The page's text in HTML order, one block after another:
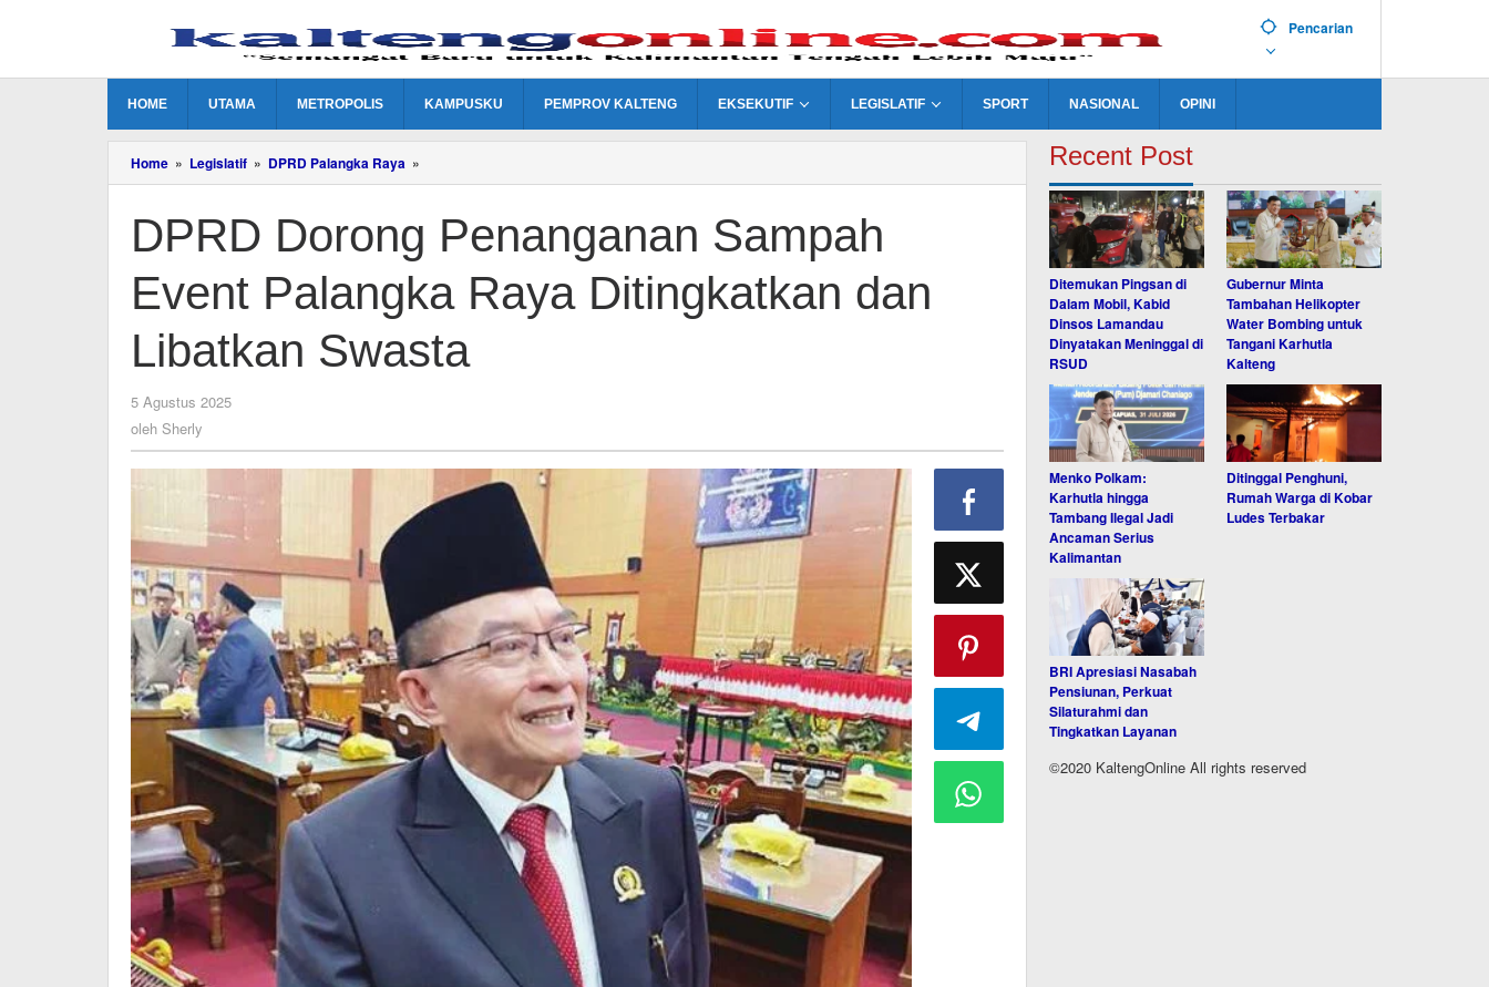
Pencarian
HOME UTAMA METROPOLIS KAMPUSKU PEMPROV KALTENG EKSEKUTIF LEGISLATIF SPORT NASIONAL OPINI
Home » Legislatif » DPRD Palangka Raya »
Dorong
Sampah
Event
Palangka
Raya
Ditingkatkan
Libatkan
Swasta
DPRD Dorong Penanganan Sampah
Event Palangka Raya Ditingkatkan dan
Libatkan Swasta
5 Agustus 2025
oleh Sherly
Recent Post
Ditemukan Pingsan di
Dalam Mobil, Kabid
Dinsos Lamandau
Dinyatakan Meninggal di
RSUD
Gubernur Minta
Tambahan Helikopter
Water Bombing untuk
Tangani Karhutla
Kalteng
Menko Polkam:
Karhutla hingga
Tambang Ilegal Jadi
Ancaman Serius
Kalimantan
Ditinggal Penghuni,
Rumah Warga di Kobar
Ludes Terbakar
BRI Apresiasi Nasabah
Pensiunan, Perkuat
Silaturahmi dan
Tingkatkan Layanan
©2020 KaltengOnline All rights reserved